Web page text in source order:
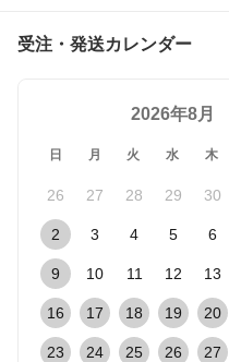
受注・発送カレンダー
2026年8月
日 月 火 水 木
26 27 28 29 30
2 3 4 5 6
9 10 11 12 13
16 17 18 19 20
23 24 25 26 27